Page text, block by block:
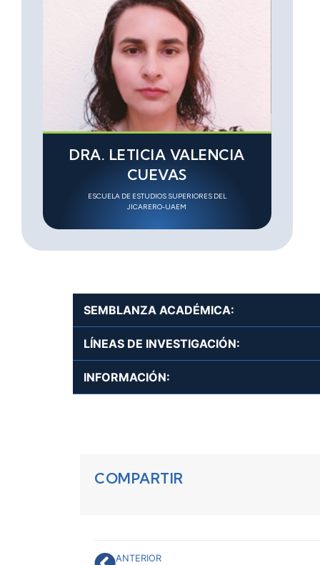
DRA. LETICIA VALENCIA
CUEVAS
ESCUELA DE ESTUDIOS SUPERIORES DEL
JICARERO-UAEM
SEMBLANZA ACADÉMICA:
LÍNEAS DE INVESTIGACIÓN:
INFORMACIÓN:
COMPARTIR
ANTERIOR